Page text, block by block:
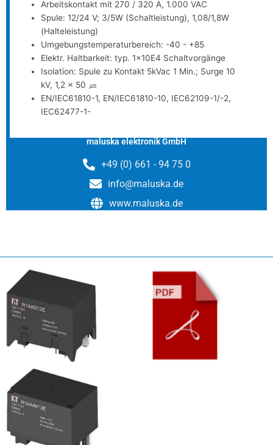
Arbeitskontakt mit 270 / 320 A, 1.000 VAC
Spule: 12/24 V; 3/5W (Schaltleistung), 1,08/1,8W
(Halteleistung)
Umgebungstemperaturbereich: -40 - +85
Elektr. Haltbarkeit: typ. 1x10E4 Schaltvorgänge
Isolation: Spule zu Kontakt 5kVac 1 Min.; Surge 10
kV, 1,2 x 50 ㎲
EN/IEC61810-1, EN/IEC61810-10, IEC62109-1/-2,
IEC62477-1-
maluska elektronik GmbH
+49 (0) 661 - 94 75 0
info@maluska.de
www.maluska.de